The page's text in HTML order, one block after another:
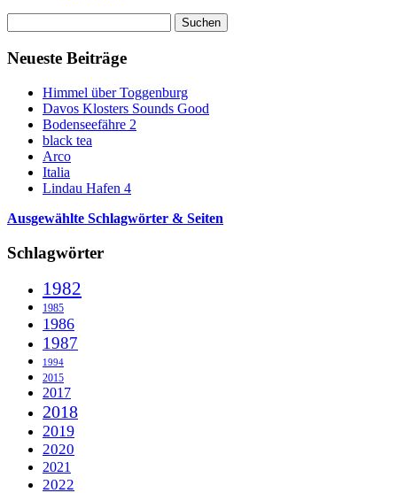
nach:
Neueste Beiträge
Himmel über Toggenburg
Davos Klosters Sounds Good
Bodenseefähre 2
black tea
Arco
Italia
Lindau Hafen 4
Ausgewählte Schlagwörter & Seiten
Schlagwörter
1982
1985
1986
1987
1994
2015
2017
2018
2019
2020
2021
2022